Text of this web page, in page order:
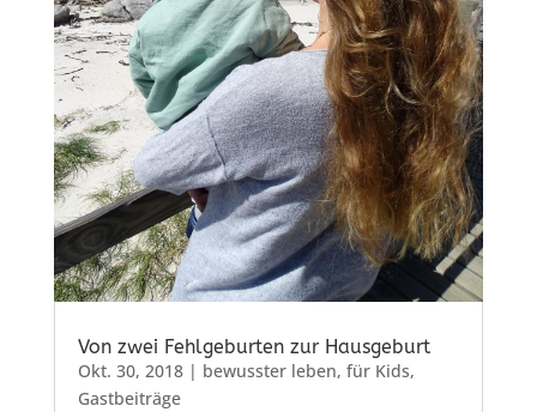
Von zwei Fehlgeburten zur Hausgeburt
Okt. 30, 2018| bewusster leben, für Kids,
Gastbeiträge